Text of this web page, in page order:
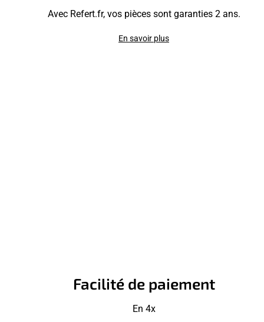
Avec Refert.fr, vos pièces sont garanties 2 ans.
En savoir plus
Facilité de paiement
En 4x